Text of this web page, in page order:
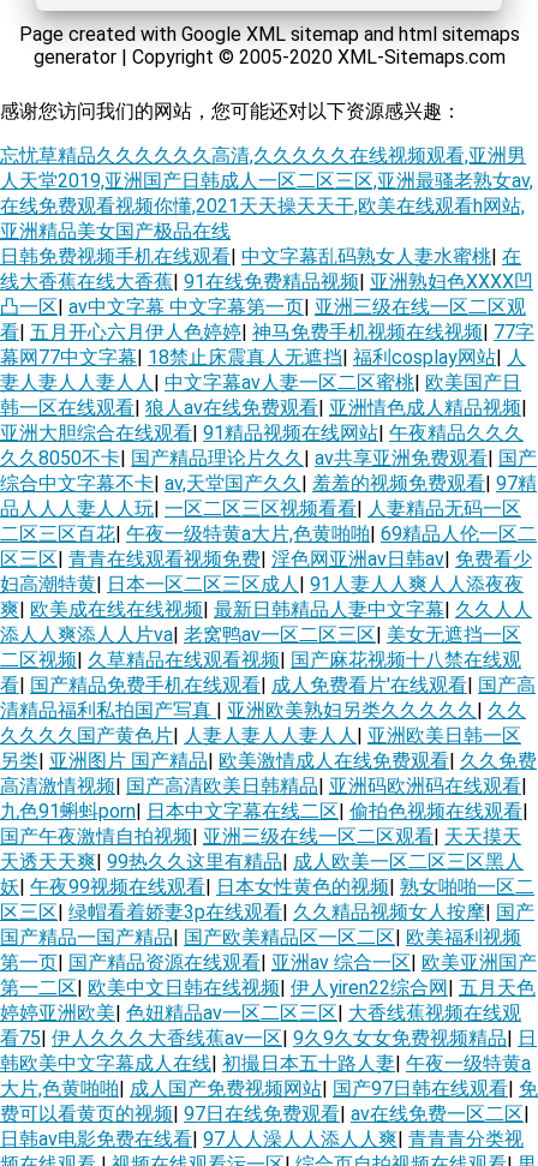
Page created with Google XML sitemap and html sitemaps
generator | Copyright © 2005-2020 XML-Sitemaps.com
感谢您访问我们的网站，您可能还对以下资源感兴趣：
忘忧草精品久久久久久久高清,久久久久久在线视频观看,亚洲男
人天堂2019,亚洲国产日韩成人一区二区三区,亚洲最骚老熟女av,
在线免费观看视频你懂,2021天天操天天干,欧美在线观看h网站,
亚洲精品美女国产极品在线
日韩免费视频手机在线观看| 中文字幕乱码熟女人妻水蜜桃| 在
线大香蕉在线大香蕉| 91在线免费精品视频| 亚洲熟妇色XXXX凹
凸一区| av中文字幕 中文字幕第一页| 亚洲三级在线一区二区观
看| 五月开心六月伊人色婷婷| 神马免费手机视频在线视频| 77字
幕网77中文字幕| 18禁止床震真人无遮挡| 福利cosplay网站| 人
妻人妻人人妻人人| 中文字幕aⅴ人妻一区二区蜜桃| 欧美国产日
韩一区在线观看| 狼人av在线免费观看| 亚洲情色成人精品视频|
亚洲大胆综合在线观看| 91精品视频在线网站| 午夜精品久久久
久久8050不卡| 国产精品理论片久久| av共享亚洲免费观看| 国产
综合中文字幕不卡| av,天堂国产久久| 羞羞的视频免费观看| 97精
品人人人妻人人玩| 一区二区三区视频看看| 人妻精品无码一区
二区三区百花| 午夜一级特黄a大片,色黄啪啪| 69精品人伦一区二
区三区| 青青在线观看视频免费| 淫色网亚洲av日韩av| 免费看少
妇高潮特黄| 日本一区二区三区成人| 91人妻人人爽人人添夜夜
爽| 欧美成在线在线视频| 最新日韩精品人妻中文字幕| 久久人人
添人人爽添人人片va| 老窝鸭av一区二区三区| 美女无遮挡一区
二区视频| 久草精品在线观看视频| 国产麻花视频十八禁在线观
看| 国产精品免费手机在线观看| 成人免费看片'在线观看| 国产高
清精品福利私拍国产写真 | 亚洲欧美熟妇另类久久久久久| 久久
久久久久国产黄色片| 人妻人妻人人妻人人| 亚洲欧美日韩一区
另类| 亚洲图片 国产精品| 欧美激情成人在线免费观看| 久久免费
高清激情视频| 国产高清欧美日韩精品| 亚洲码欧洲码在线观看|
九色91蝌蚪porn| 日本中文字幕在线二区| 偷拍色视频在线观看|
国产午夜激情自拍视频| 亚洲三级在线一区二区观看| 天天摸天
天透天天爽| 99热久久这里有精品| 成人欧美一区二区三区黑人
妖| 午夜99视频在线观看| 日本女性黄色的视频| 熟女啪啪一区二
区三区| 绿帽看着娇妻3p在线观看| 久久精品视频女人按摩| 国产
国产精品一国产精品| 国产欧美精品区一区二区| 欧美福利视频
第一页| 国产精品资源在线观看| 亚洲av 综合一区| 欧美亚洲国产
第一二区| 欧美中文日韩在线视频| 伊人yiren22综合网| 五月天色
婷婷亚洲欧美| 色妞精品av一区二区三区| 大香线蕉视频在线观
看75| 伊人久久久大香线蕉av一区| 9久9久女女免费视频精品| 日
韩欧美中文字幕成人在线| 初撮日本五十路人妻| 午夜一级特黄a
大片,色黄啪啪| 成人国产免费视频网站| 国产97日韩在线观看| 免
费可以看黄页的视频| 97日在线免费观看| av在线免费一区二区|
日韩av电影免费在线看| 97人人澡人人添人人爽| 青青青分类视